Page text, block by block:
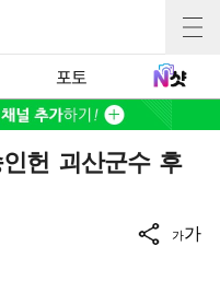
포토
헌 괴산군수 후
가가